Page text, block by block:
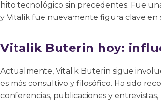
hito tecnológico sin precedentes. Fue
y Vitalik fue nuevamente figura clave en
Vitalik Buterin hoy:
Actualmente, Vitalik Buterin sigue
es más consultivo y filosófico. Ha sido
conferencias, publicaciones y